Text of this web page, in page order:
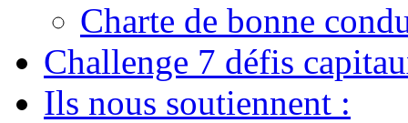
Charte de bonne
Challenge 7 défis
Ils nous soutiennent :